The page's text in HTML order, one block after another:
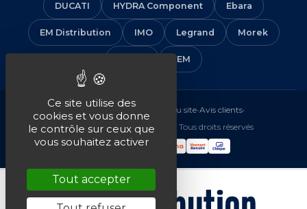
DUCATI HYDRA Component Ebara
EM Distribution IMO Legrand Morek
VEM
Mentions légales•CGV Plan du site•Avis clients•
© 2016-2026 EM Distribution - Tous droits réservés
Ce site utilise des
cookies et vous donne
le contrôle sur ceux que
vous souhaitez activer
Tout accepter